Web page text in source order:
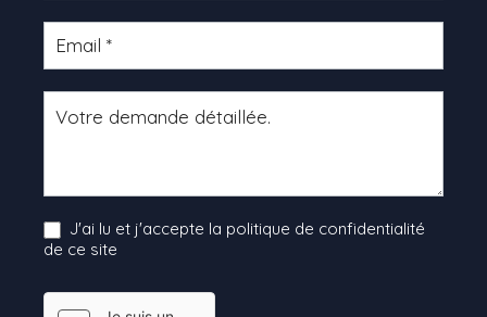
J'ai lu et j'accepte la politique de confidentialité
de ce site